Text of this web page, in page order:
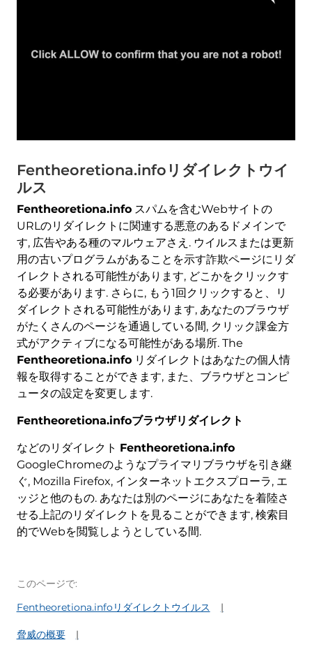
Fentheoretiona.infoリダイレクトウイ
ルス
Fentheoretiona.infoスパムを含むWebサイトの
URLのリダイレクトに関連する悪意のあるドメインで
す, 広告やある種のマルウェアさえ. ウイルスまたは更新
用の古いプログラムがあることを示す詐欺ページにリダ
イレクトされる可能性があります, どこかをクリックす
る必要があります. さらに, もう1回クリックすると、リ
ダイレクトされる可能性があります, あなたのブラウザ
がたくさんのページを通過している間, クリック課金方
式がアクティブになる可能性がある場所. The
Fentheoretiona.infoリダイレクトはあなたの個人情
報を取得することができます, また、ブラウザとコンピ
ュータの設定を変更します.
Fentheoretiona.infoブラウザリダイレクト
などのリダイレクト Fentheoretiona.info
GoogleChromeのようなプライマリブラウザを引き継
ぐ, Mozilla Firefox, インターネットエクスプローラ, エ
ッジと他のもの. あなたは別のページにあなたを着陸さ
せる上記のリダイレクトを見ることができます, 検索目
的でWebを閲覧しようとしている間.
このページで:
Fentheoretiona.infoリダイレクトウイルス
脅威の概要